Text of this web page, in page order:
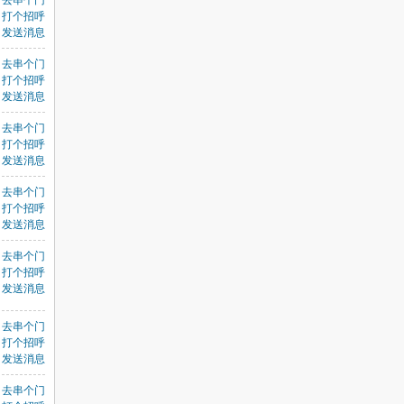
打个招呼
发送消息
去串个门
打个招呼
发送消息
去串个门
打个招呼
发送消息
去串个门
打个招呼
发送消息
去串个门
打个招呼
发送消息
去串个门
打个招呼
发送消息
去串个门